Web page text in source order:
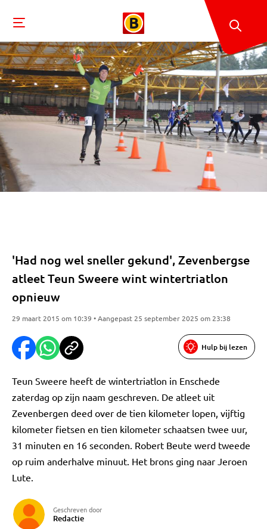
'Had nog wel sneller gekund', Zevenbergse
atleet Teun Sweere wint wintertriatlon
opnieuw
29 maart 2015 om 10:39 • Aangepast 25 september 2025 om 23:38
Hulp bij lezen
Teun Sweere heeft de wintertriatlon in Enschede
zaterdag op zijn naam geschreven. De atleet uit
Zevenbergen deed over de tien kilometer lopen, vijftig
kilometer fietsen en tien kilometer schaatsen twee uur,
31 minuten en 16 seconden. Robert Beute werd tweede
op ruim anderhalve minuut. Het brons ging naar Jeroen
Lute.
Geschreven door
Redactie